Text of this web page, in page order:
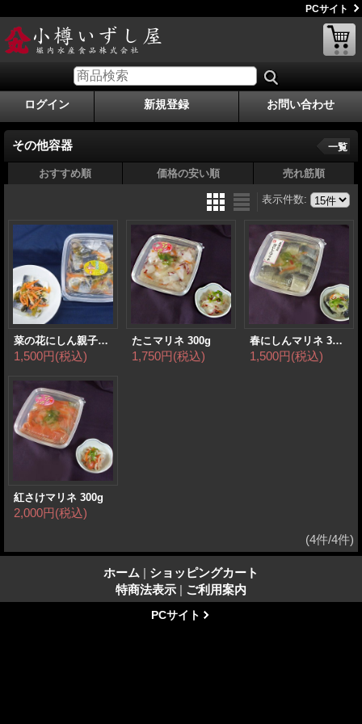
PCサイト
ログイン 新規登録 お問い合わせ
その他容器 一覧
おすすめ順 価格の安い順 売れ筋順
表示件数:
菜の花にしん親子漬300ｇ
1,500円(税込)
たこマリネ 300g
1,750円(税込)
春にしんマリネ 300ｇ
1,500円(税込)
紅さけマリネ 300g
2,000円(税込)
(4件/4件)
ホーム | ショッピングカート
特商法表示 | ご利用案内
PCサイト